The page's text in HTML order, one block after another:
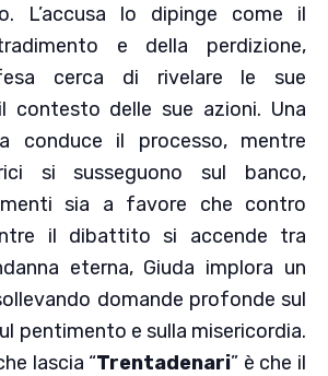
L’accusa lo dipinge come il
e della perdizione,
cerca di rivelare le sue
contesto delle sue azioni. Una
conduce il processo, mentre
si susseguono sul banco,
sia a favore che contro
il dibattito si accende tra
eterna, Giuda implora un
domande profonde sul
pentimento e sulla misericordia.
lascia “Trentadenari” è che il